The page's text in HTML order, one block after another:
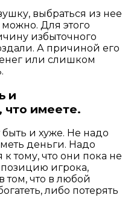
выбраться из нее
Для этого
избыточного
А причиной его
или слишком
и
что имеете.
и хуже. Не надо
деньги. Надо
тому, что они пока не
позицию игрока,
том, что в любой
либо потерять